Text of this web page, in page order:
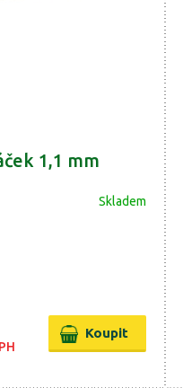
1,1 mm
Skladem